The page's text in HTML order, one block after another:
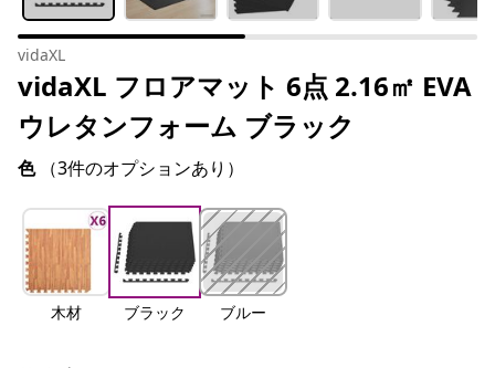
vidaXL
vidaXL フロアマット 6点 2.16㎡ EVA
ウレタンフォーム ブラック
色 （3件のオプションあり）
木材 ブラック ブルー